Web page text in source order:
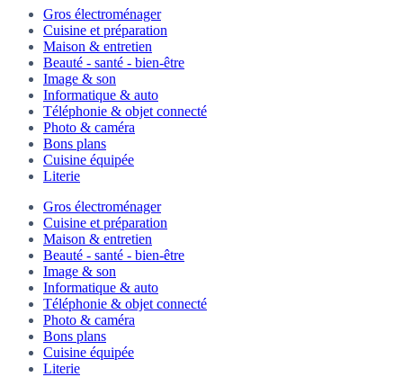
Gros électroménager
Cuisine et préparation
Maison & entretien
Beauté - santé - bien-être
Image & son
Informatique & auto
Téléphonie & objet connecté
Photo & caméra
Bons plans
Cuisine équipée
Literie
Gros électroménager
Cuisine et préparation
Maison & entretien
Beauté - santé - bien-être
Image & son
Informatique & auto
Téléphonie & objet connecté
Photo & caméra
Bons plans
Cuisine équipée
Literie